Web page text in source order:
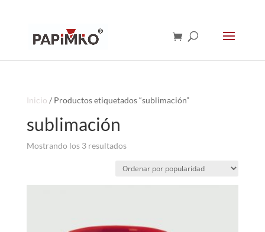
Inicio / Productos etiquetados “sublimación”
sublimación
Mostrando los 3 resultadosOrdenado
popularidad